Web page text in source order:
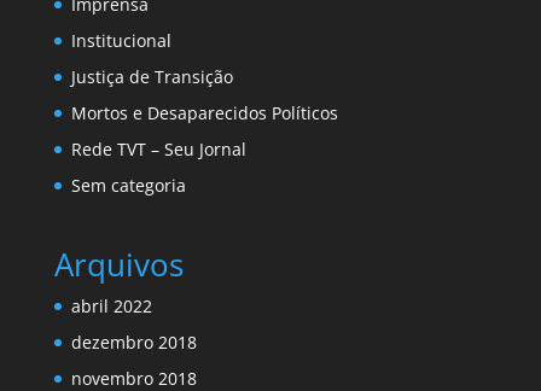
Institucional
Justiça de Transição
Mortos e Desaparecidos Políticos
Rede TVT – Seu Jornal
Sem categoria
Arquivos
abril 2022
dezembro 2018
novembro 2018